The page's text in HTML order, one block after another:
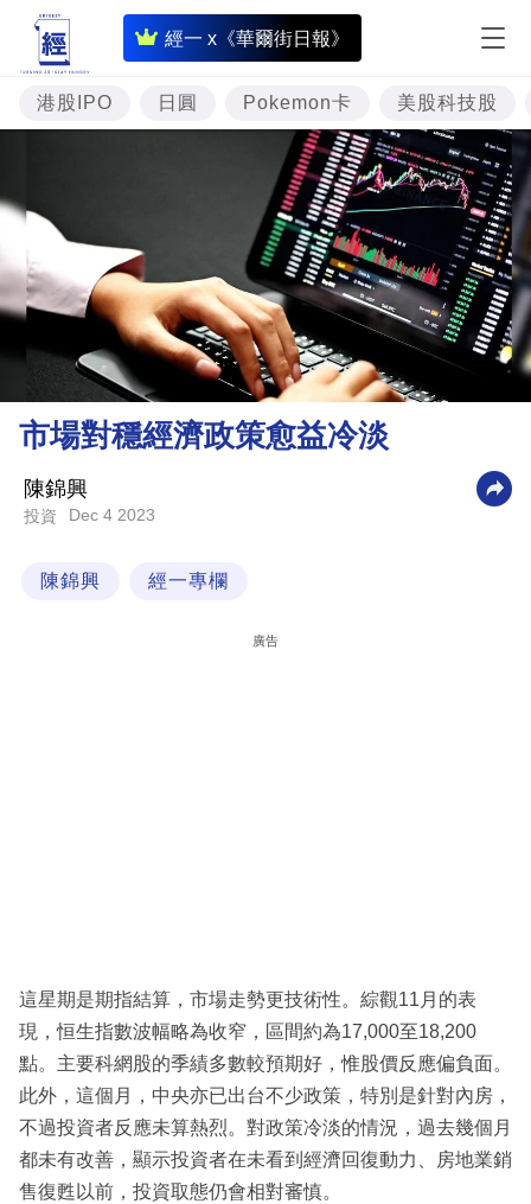
經一 x《華爾街日報》
即
時
財
經
資
樓
市
理
財
業
技
閱
專
區
港股IPO 日圓 Pokemon卡 美股科技股
市場對穩經濟政策愈益冷淡
陳錦興
投資 Dec 4 2023
陳錦興 經一專欄
廣告
這星期是期指結算，市場走勢更技術性。綜觀11月的表
現，恒生指數波幅略為收窄，區間約為17,000至18,200
點。主要科網股的季績多數較預期好，惟股價反應偏負面。
此外，這個月，中央亦已出台不少政策，特別是針對內房，
不過投資者反應未算熱烈。對政策冷淡的情況，過去幾個月
都未有改善，顯示投資者在未看到經濟回復動力、房地業銷
售復甦以前，投資取態仍會相對審慎。